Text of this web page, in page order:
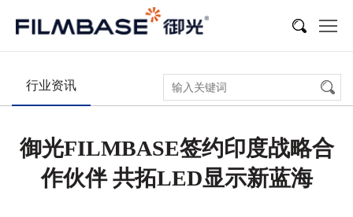
新闻 展会活动
行业资讯
御光FILMBASE签约印度战略合
作伙伴 共拓LED显示新蓝海